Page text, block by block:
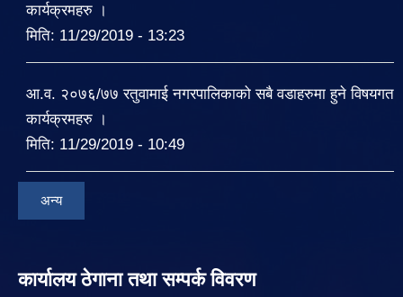
कार्यक्रमहरु ।
मिति: 11/29/2019 - 13:23
आ.व. २०७६/७७ रतुवामाई नगरपालिकाको सबै वडाहरुमा हुने विषयगत
कार्यक्रमहरु ।
मिति: 11/29/2019 - 10:49
अन्य
कार्यालय ठेगाना तथा सम्पर्क विवरण